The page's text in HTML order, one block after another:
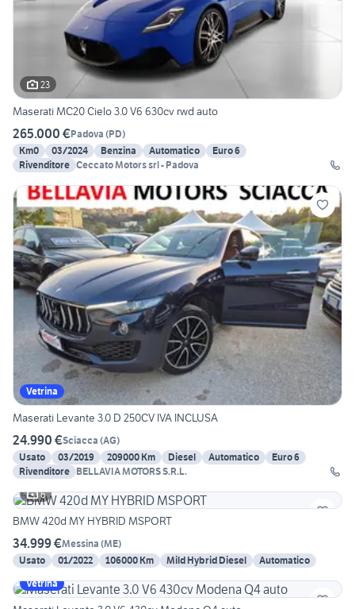
23
Maserati MC20 Cielo 3.0 V6 630cv rwd auto
265.000 €Padova (PD)
Km0
03/2024 Benzina Automatico
Euro 6
Rivenditore Ceccato Motors srl - Padova
Vetrina
Maserati Levante 3.0 D 250CV IVA INCLUSA
24.990 €Sciacca (AG)
Usato
03/2019 209000 Km Diesel Automatico
Euro 6
Rivenditore BELLAVIA MOTORS S.R.L.
6
BMW 420d MY HYBRID MSPORT
34.999 €Messina (ME)
Usato
01/2022 106000 Km Mild Hybrid Diesel
Automatico
Vetrina